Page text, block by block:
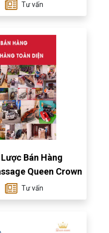
Tư vấn
Bán Hàng
Queen Crown
Tư vấn